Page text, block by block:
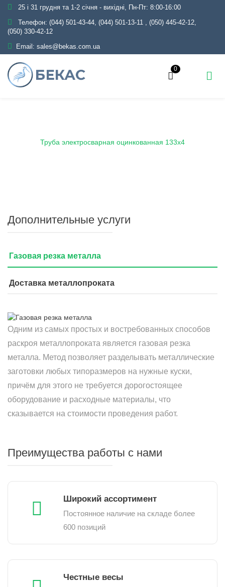
25 і 31 грудня та 1-2 січня - вихідні, Пн-Пт: 8:00-16:00
Телефон: (044) 501-43-44, (044) 501-13-11 , (050) 445-42-12,
(050) 330-42-12
Email: sales@bekas.com.ua
0
Труба электросварная оцинкованная 133х4
Дополнительные услуги
Газовая резка металла
Доставка металлопроката
Одним из самых простых и востребованных способов
раскроя металлопроката является газовая резка
металла. Метод позволяет разделывать металлические
заготовки любых типоразмеров на нужные куски,
причём для этого не требуется дорогостоящее
оборудование и расходные материалы, что
сказывается на стоимости проведения работ.
Преимущества работы с нами
Широкий ассортимент
Постоянное наличие на складе более
600 позиций
Честные весы